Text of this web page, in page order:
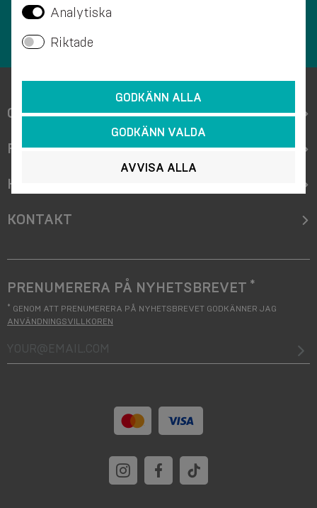
OM WEBBUTIKEN
PRODUKTGRUPPER
KOLLEKTIONER
KONTAKT
PRENUMERERA PÅ NYHETSBREVET *
* GENOM ATT PRENUMERERA PÅ NYHETSBREVET GODKÄNNER JAG
ANVÄNDNINGSVILLKOREN
your@email.com
Analytiska
Riktade
GODKÄNN ALLA
GODKÄNN VALDA
AVVISA ALLA